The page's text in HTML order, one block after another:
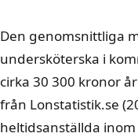
Den genomsnittliga
undersköterska i
cirka 30 300 kronor
från Lonstatistik.se
heltidsanställda